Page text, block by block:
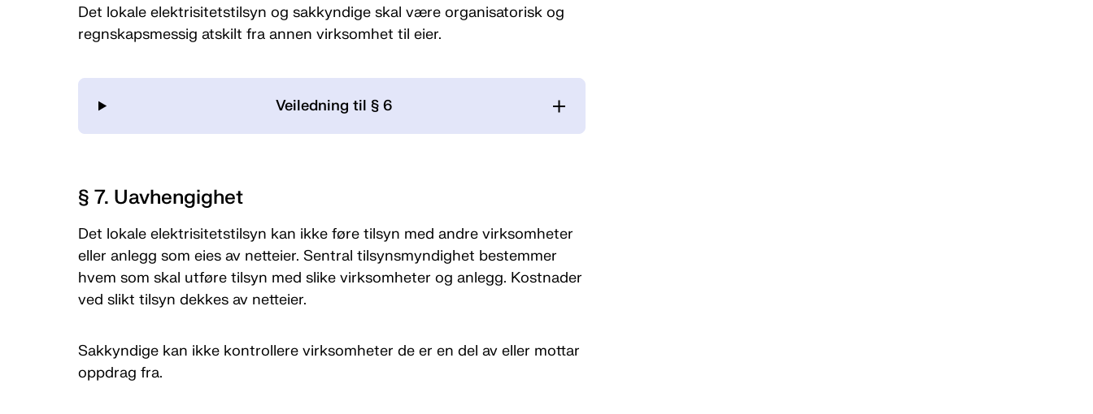
Det lokale elektrisitetstilsyn og sakkyndige skal være organisatorisk og
regnskapsmessig atskilt fra annen virksomhet til eier.
Veiledning til § 6
§ 7. Uavhengighet
Det lokale elektrisitetstilsyn kan ikke føre tilsyn med andre virksomheter
eller anlegg som eies av netteier. Sentral tilsynsmyndighet bestemmer
hvem som skal utføre tilsyn med slike virksomheter og anlegg. Kostnader
ved slikt tilsyn dekkes av netteier.
Sakkyndige kan ikke kontrollere virksomheter de er en del av eller mottar
oppdrag fra.